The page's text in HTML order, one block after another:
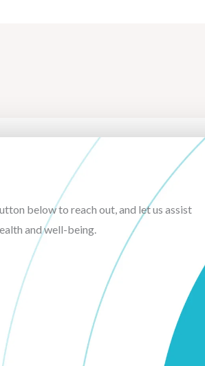
below to reach out, and let us assist
and well-being.